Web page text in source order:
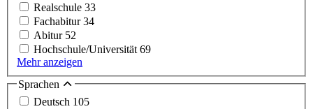
Realschule 33
Fachabitur34
Abitur 52
Hochschule/Universität 69
Mehr anzeigen
Sprachen
Deutsch 105